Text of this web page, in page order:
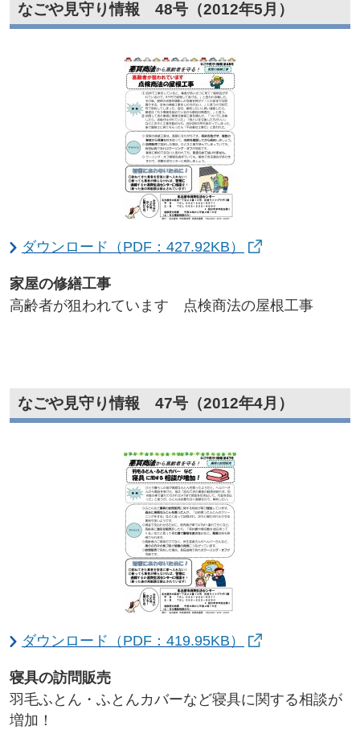
なごや見守り情報 48号（2012年5月）
ダウンロード（PDF：427.92KB）
家屋の修繕工事​
高齢者が狙われています 点検商法の屋根工事
なごや見守り情報 47号（2012年4月）
ダウンロード（PDF：419.95KB）
寝具の訪問販売
羽毛ふとん・ふとんカバーなど寝具に関する相談が
増加！